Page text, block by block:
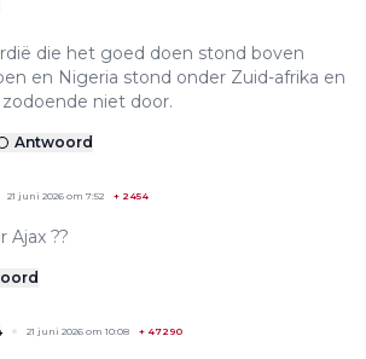
die het goed doen stond boven
en Nigeria stond onder Zuid-afrika en
niet door.
Antwoord
21 juni 2026 om 7:52 + 2454
Ajax ??
21 juni 2026 om 10:08 + 47290